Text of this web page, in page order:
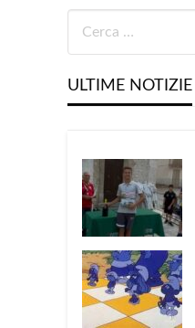
ULTIME NOTIZIE